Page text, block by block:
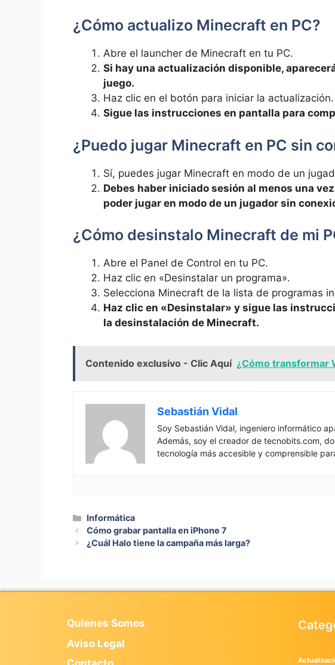
¿Cómo actualizo Minecraft en PC?
Abre el launcher de Minecraft en tu PC.
Si hay una actualización disponible,
juego.
Haz clic en el botón para iniciar la actualización.
Sigue las instrucciones en pantalla para
¿Puedo jugar Minecraft en PC sin
Sí, puedes jugar Minecraft en modo de un
Debes haber iniciado sesión al menos una
poder jugar en modo de un jugador sin
¿Cómo desinstalo Minecraft de mi
Abre el Panel de Control en tu PC.
Haz clic en «Desinstalar un programa».
Selecciona Minecraft de la lista de programas
Haz clic en «Desinstalar» y sigue las
la desinstalación de Minecraft.
Contenido exclusivo - Clic Aquí ¿Cómo transformar
Sebastián Vidal
Soy Sebastián Vidal, ingeniero informático
Además, soy el creador de tecnobits.com,
tecnología más accesible y comprensible
Categorías
Informática
Cómo grabar pantalla en iPhone 7
¿Cuál Halo tiene la campaña más larga?
Quienes Somos
Aviso Legal